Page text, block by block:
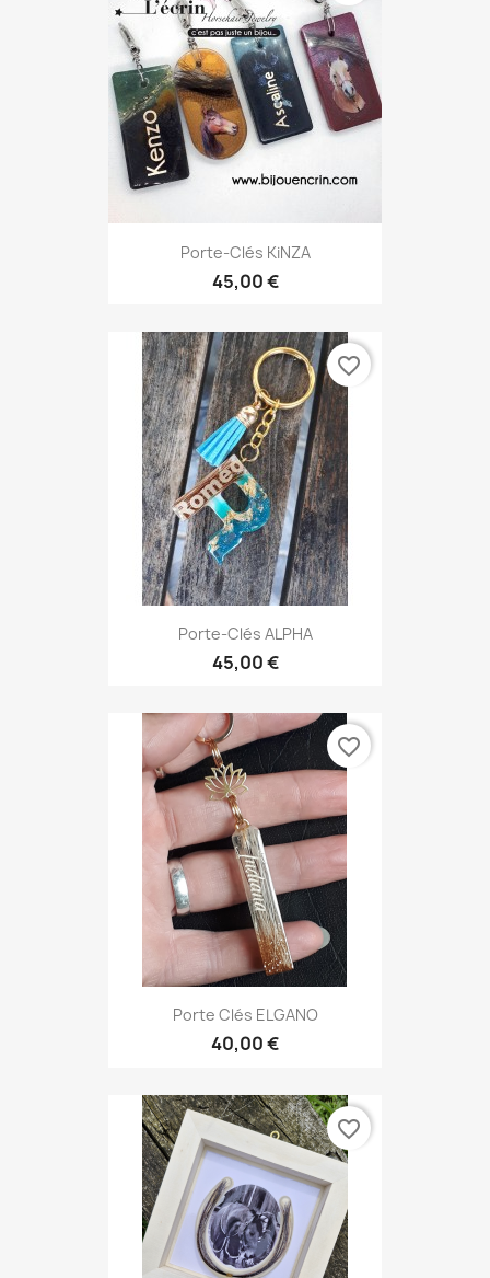
Porte-Clés KiNZA
45,00 €
Porte-Clés ALPHA
45,00 €
favorite_border
Porte Clés ELGANO
40,00 €
favorite_border
favorite_border